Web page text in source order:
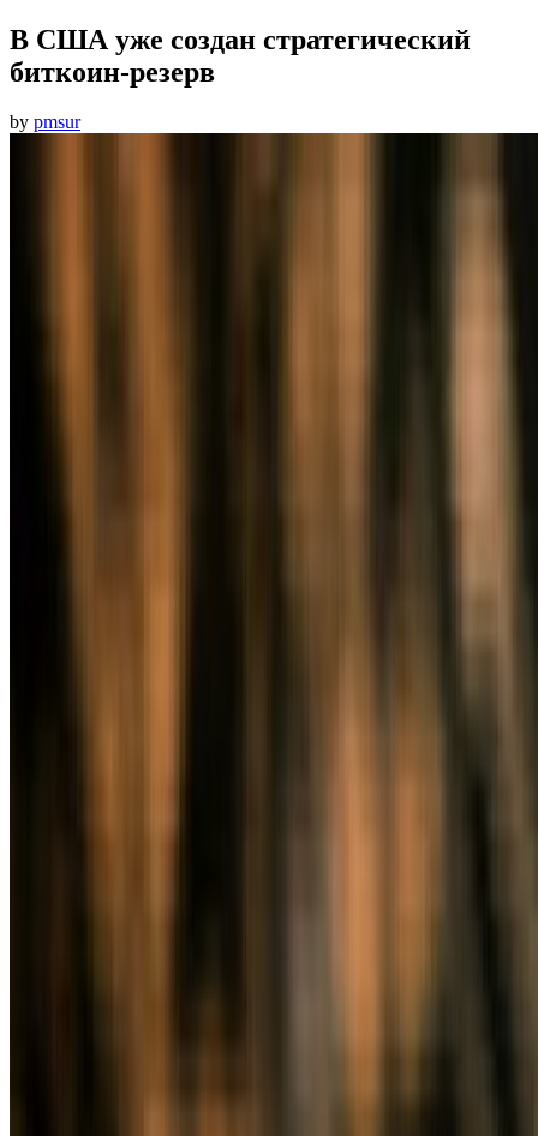
В США уже создан стратегический
биткоин-резерв
by pmsur